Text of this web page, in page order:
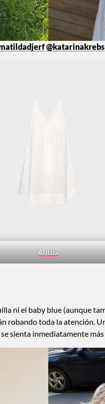
@katarinakrebs
Aritzia
ni el baby blue (aunque
robando toda la atención.
sienta inmediatamente